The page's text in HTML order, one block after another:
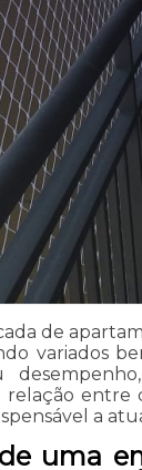
de
variados
entre
a
uma